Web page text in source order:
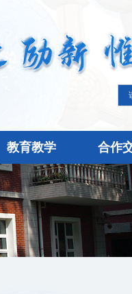
教育教学 合作